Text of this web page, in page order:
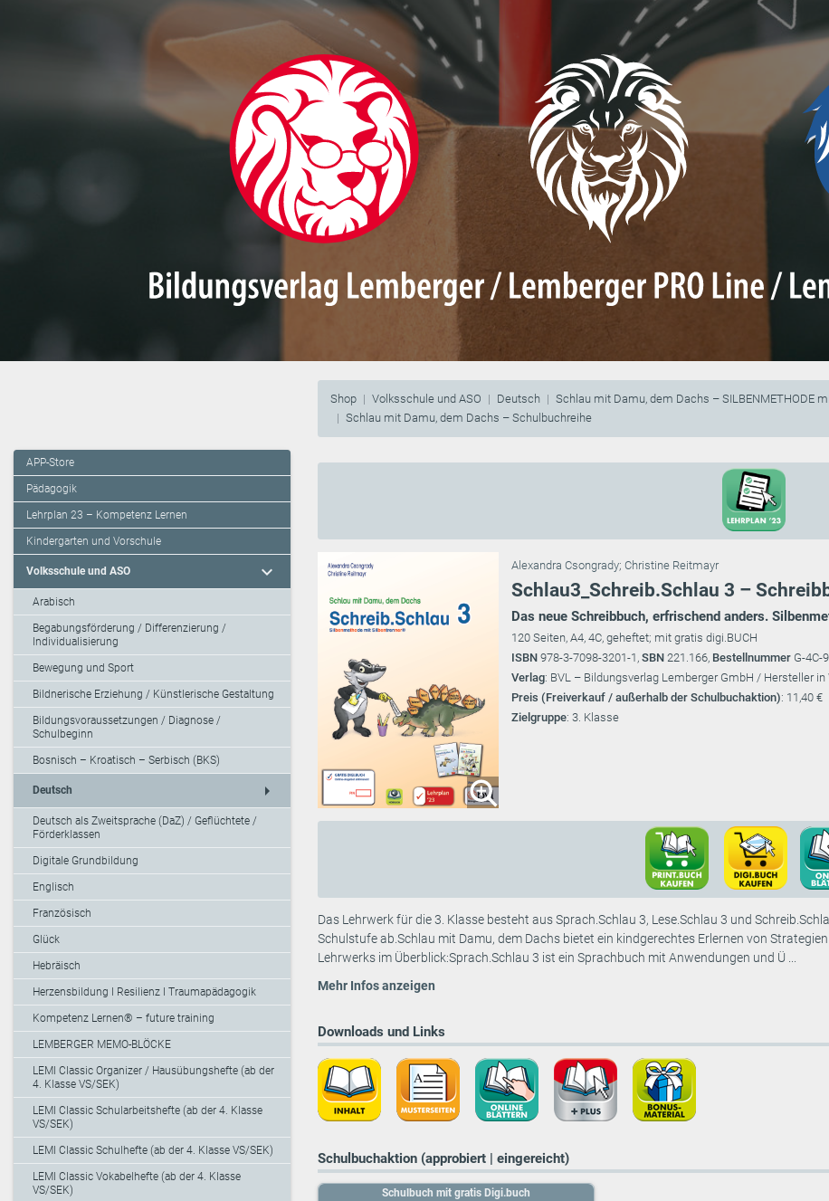
Shop Volksschule und ASO Deutsch
Schlau mit Damu, dem Dachs – SILBENMETHODE
Schlau mit Damu, dem Dachs – Schulbuchreihe
APP-Store
Pädagogik
Lehrplan 23 – Kompetenz Lernen
Kindergarten und Vorschule
Volksschule und ASO expand_more
Arabisch
Begabungsförderung / Differenzierung /
Individualisierung
Bewegung und Sport
Bildnerische Erziehung / Künstlerische Gestaltung
Bildungsvoraussetzungen / Diagnose /
Schulbeginn
Bosnisch – Kroatisch – Serbisch (BKS)
Deutsch arrow_right
Deutsch als Zweitsprache (DaZ) / Geflüchtete /
Förderklassen
Digitale Grundbildung
Englisch
Französisch
Glück
Hebräisch
Herzensbildung I Resilienz I Traumapädagogik
Kompetenz Lernen® – future training
LEMBERGER MEMO-BLÖCKE
LEMI Classic Organizer / Hausübungshefte (ab der
4. Klasse VS/SEK)
LEMI Classic Schularbeitshefte (ab der 4. Klasse
VS/SEK)
LEMI Classic Schulhefte (ab der 4. Klasse VS/SEK)
LEMI Classic Vokabelhefte (ab der 4. Klasse
VS/SEK)
Alexandra Csongrady; Christine Reitmayr
Schlau3_Schreib.Schlau 3 –
Das neue Schreibbuch, erfrischend anders.
120 Seiten, A4, 4C, geheftet; mit gratis digi.BUCH
ISBN 978-3-7098-3201-1, SBN 221.166, Bestellnummer G-4C-
Verlag: BVL – Bildungsverlag Lemberger GmbH / Hersteller in
Preis (Freiverkauf / außerhalb der Schulbuchaktion): 11,40 €
Zielgruppe: 3. Klasse
Das Lehrwerk für die 3. Klasse besteht aus Sprach.Schlau 3, Lese.Schlau 3 und
Schulstufe ab.Schlau mit Damu, dem Dachs bietet ein kindgerechtes Erlernen von
Lehrwerks im Überblick:Sprach.Schlau 3 ist ein Sprachbuch mit Anwendungen und Ü ...
Mehr Infos anzeigen
Downloads und Links
Schulbuchaktion (approbiert | eingereicht)
Schulbuch mit gratis Digi.buch